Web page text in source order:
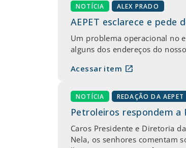
NOTÍCIA ALEX PRADO
AEPET esclarece e pede
Um problema operacional no
alguns dos endereços do
Acessar item open_in_new
NOTÍCIA REDAÇÃO DA AEPET
Petroleiros respondem a
Caros Presidente e Diretoria
Nela, os senhores comentam